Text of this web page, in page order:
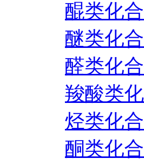
醌类化
醚类化
醛类化
羧酸类
烃类化
酮类化